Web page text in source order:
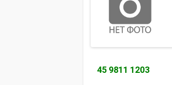
45 9811 1203